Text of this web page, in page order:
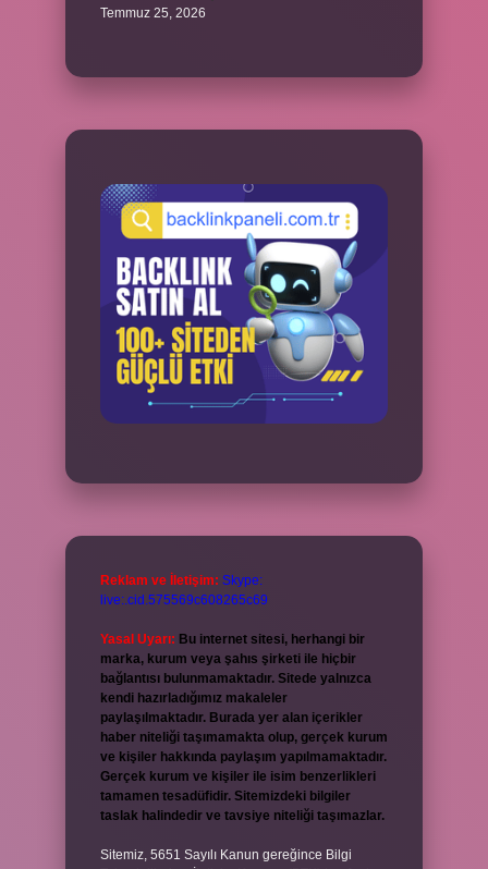
Temmuz 25, 2026
Reklam ve İletişim: Skype:
live:.cid.575569c608265c69
Yasal Uyarı: Bu internet sitesi, herhangi bir
marka, kurum veya şahıs şirketi ile hiçbir
bağlantısı bulunmamaktadır. Sitede yalnızca
kendi hazırladığımız makaleler
paylaşılmaktadır. Burada yer alan içerikler
haber niteliği taşımamakta olup, gerçek kurum
ve kişiler hakkında paylaşım yapılmamaktadır.
Gerçek kurum ve kişiler ile isim benzerlikleri
tamamen tesadüfidir. Sitemizdeki bilgiler
taslak halindedir ve tavsiye niteliği taşımazlar.
Sitemiz, 5651 Sayılı Kanun gereğince Bilgi